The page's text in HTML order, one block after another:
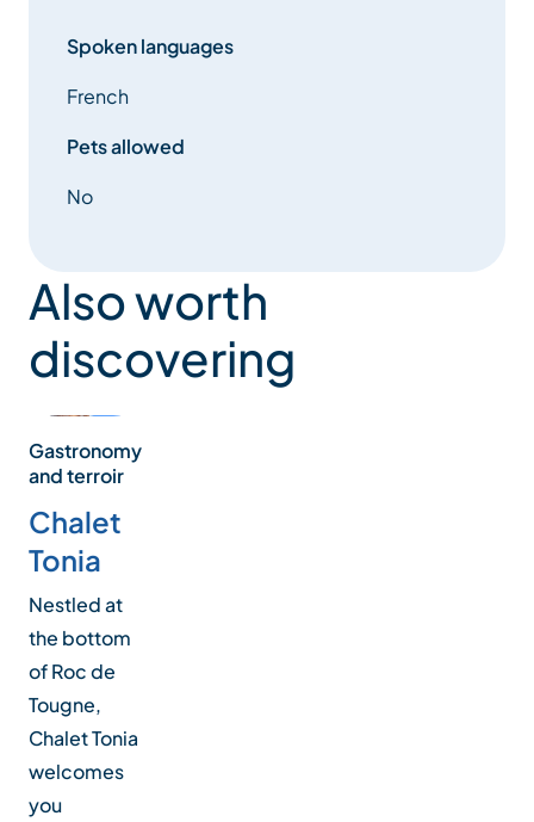
Spoken languages
French
Pets allowed
No
Also worth
discovering
Gastronomy
and terroir
Chalet
Tonia
Nestled at
the bottom
of Roc de
Tougne,
Chalet Tonia
welcomes
you